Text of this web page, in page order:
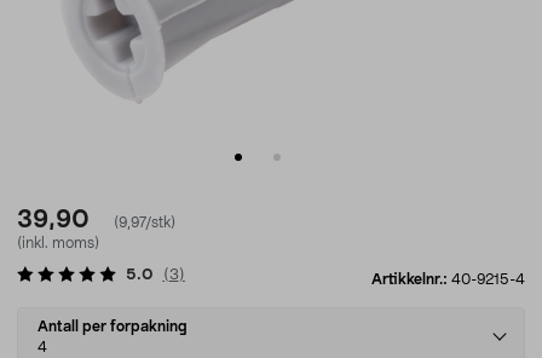
39,90
(9,97/stk)
(inkl. moms)
Artikkelnr.: 40-9215-4
5.0 (3)
Select
variant
Antall per forpakning
4